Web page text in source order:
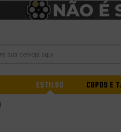
ESTILOS COPOS E